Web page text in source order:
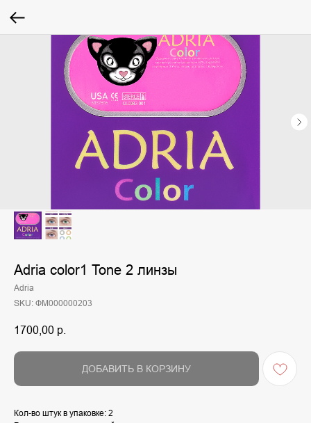
Adria color1 Tone 2 линзы
Adria
SKU: ФМ000000203
1700,00 р.
ДОБАВИТЬ В КОРЗИНУ
Кол-во штук в упаковке: 2